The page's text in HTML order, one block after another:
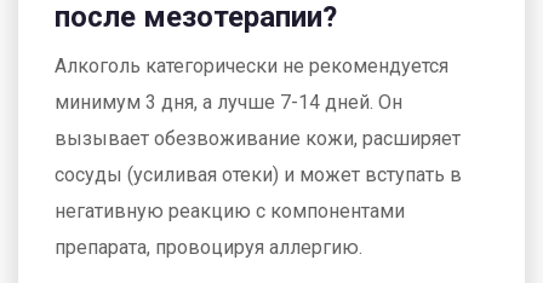
после мезотерапии?
Алкоголь категорически не рекомендуется
минимум 3 дня, а лучше 7-14 дней. Он
вызывает обезвоживание кожи, расширяет
сосуды (усиливая отеки) и может вступать в
негативную реакцию с компонентами
препарата, провоцируя аллергию.